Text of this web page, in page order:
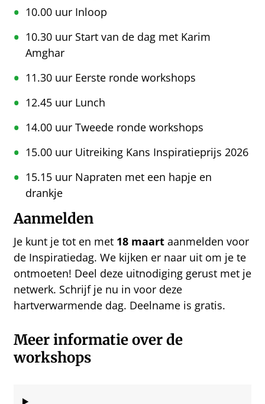
10.00 uur Inloop
10.30 uur Start van de dag met Karim
Amghar
11.30 uur Eerste ronde workshops
12.45 uur Lunch
14.00 uur Tweede ronde workshops
15.00 uur Uitreiking Kans Inspiratieprijs 2026
15.15 uur Napraten met een hapje en
drankje
Aanmelden
Je kunt je tot en met 18 maart aanmelden voor
de Inspiratiedag. We kijken er naar uit om je te
ontmoeten! Deel deze uitnodiging gerust met je
netwerk. Schrijf je nu in voor deze
hartverwarmende dag. Deelname is gratis.
Meer informatie over de
workshops